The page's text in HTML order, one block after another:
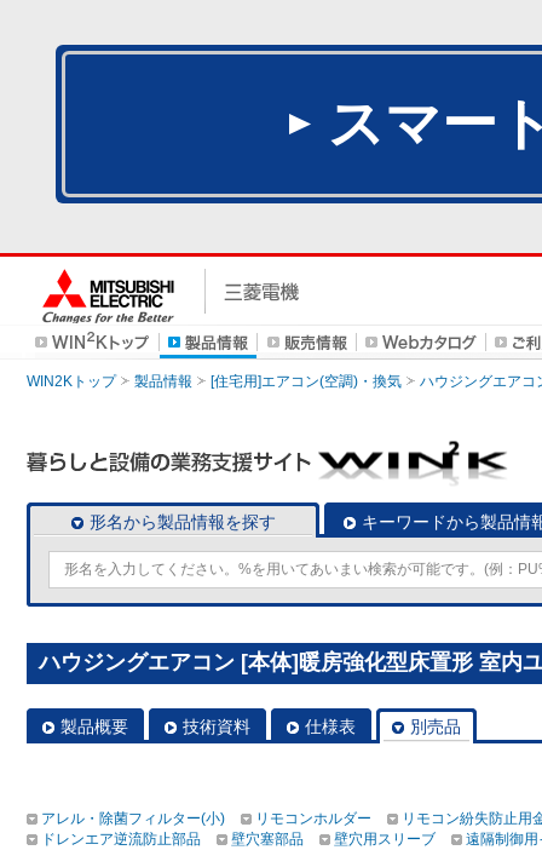
スマー
WIN2Kトップ 製品情報 [住宅用]エアコン(空調)・換気 ハウジングエアコ
形名から製品情報を探す キーワードから製品情
ハウジングエアコン [本体]暖房強化型床置形 室内
製品概要 技術資料 仕様表 別売品
アレル・除菌フィルター(小) リモコンホルダー
リモコン紛失防止用
ドレンエア逆流防止部品
壁穴塞部品 壁穴用スリーブ
遠隔制御